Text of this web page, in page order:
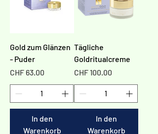
Gold zum Glänzen
- Puder
Preis
CHF 63.00
In den
Warenkorb
Tägliche
Goldritualcreme
Preis
CHF 100.00
In den
Warenkorb